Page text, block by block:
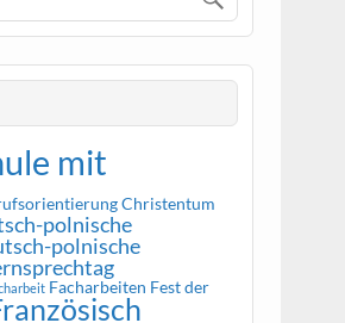
mit
Christentum
polnische
polnische
Facharbeiten Fest der